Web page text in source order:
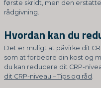
første skridt, men den
rådgivning.
Hvordan kan du
Det er muligt at påvirke dit
som at forbedre din kost og
du kan reducere dit CRP-
dit CRP-niveau – Tips og råd